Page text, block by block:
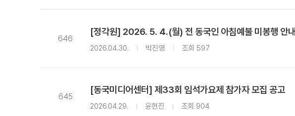
646
[정각원] 2026. 5. 4.(월) 전 동국인 아침예불 미봉행 안내
2026.04.30. 박진영 조회 597
645
[동국미디어센터] 제33회 임석가요제 참가자 모집 공고
2026.04.29. 윤현진 조회 904